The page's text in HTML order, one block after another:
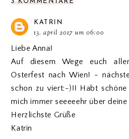
KATRIN
13. april 2017 um 06:00
Liebe Anna!
Auf diesem Wege euch
Osterfest nach Wien! -
schon zu viert:-)!! Habt
mich immer seeeeehr über
Herzlichste Grüße
Katrin